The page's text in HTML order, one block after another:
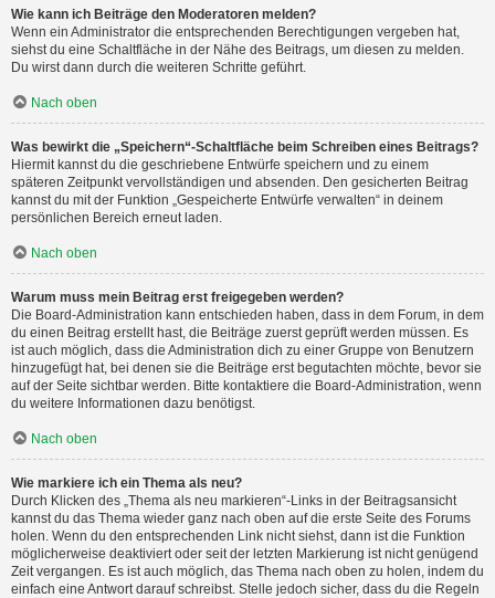
Wie kann ich Beiträge den Moderatoren melden?
Wenn ein Administrator die entsprechenden Berechtigungen vergeben hat,
siehst du eine Schaltfläche in der Nähe des Beitrags, um diesen zu melden.
Du wirst dann durch die weiteren Schritte geführt.
Nach oben
Was bewirkt die „Speichern“-Schaltfläche beim Schreiben eines Beitrags?
Hiermit kannst du die geschriebene Entwürfe speichern und zu einem
späteren Zeitpunkt vervollständigen und absenden. Den gesicherten Beitrag
kannst du mit der Funktion „Gespeicherte Entwürfe verwalten“ in deinem
persönlichen Bereich erneut laden.
Nach oben
Warum muss mein Beitrag erst freigegeben werden?
Die Board-Administration kann entschieden haben, dass in dem Forum, in dem
du einen Beitrag erstellt hast, die Beiträge zuerst geprüft werden müssen. Es
ist auch möglich, dass die Administration dich zu einer Gruppe von Benutzern
hinzugefügt hat, bei denen sie die Beiträge erst begutachten möchte, bevor sie
auf der Seite sichtbar werden. Bitte kontaktiere die Board-Administration, wenn
du weitere Informationen dazu benötigst.
Nach oben
Wie markiere ich ein Thema als neu?
Durch Klicken des „Thema als neu markieren“-Links in der Beitragsansicht
kannst du das Thema wieder ganz nach oben auf die erste Seite des Forums
holen. Wenn du den entsprechenden Link nicht siehst, dann ist die Funktion
möglicherweise deaktiviert oder seit der letzten Markierung ist nicht genügend
Zeit vergangen. Es ist auch möglich, das Thema nach oben zu holen, indem du
einfach eine Antwort darauf schreibst. Stelle jedoch sicher, dass du die Regeln